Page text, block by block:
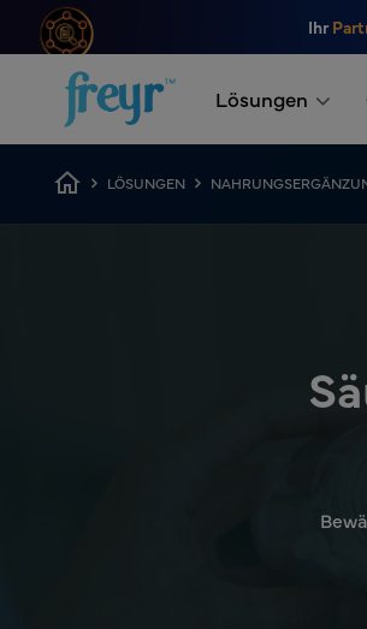
Zum Hauptinhalt springen Ihr
Lösungen
Breadcrumb
LÖSUNGEN